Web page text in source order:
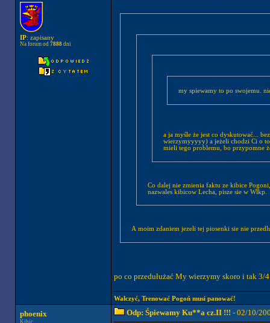
IP: zapisany
Na forum od 7888dni
my spiewamy to po swojemu.
a ja myśle że jest co dyskutować...
wierzymyyyyy) a jeżeli chodzi Ci o
mieli tego problemu, bo przypomne
Co dalej nie zmienia faktu ze kibice Pogoni, nie musza spiewac to tak samo, jak kibice Legii,Lecha badz Lechii. A tak wogole tak
nazwales kibicow Lecha, pisze sie w Wlkp.
A moim zdaniem jezeli tej piosenki sie nie
po co przedułużać My wierzymy skoro i tak
Walczyć, Trenować Pogoń musi panować!
phoenix
Kibic
Odp: Śpiewamy Ku**a cz.II !!! - 02/10/